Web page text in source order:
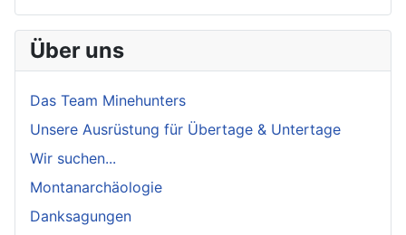
Über uns
Das Team Minehunters
Unsere Ausrüstung für Übertage & Untertage
Wir suchen...
Montanarchäologie
Danksagungen